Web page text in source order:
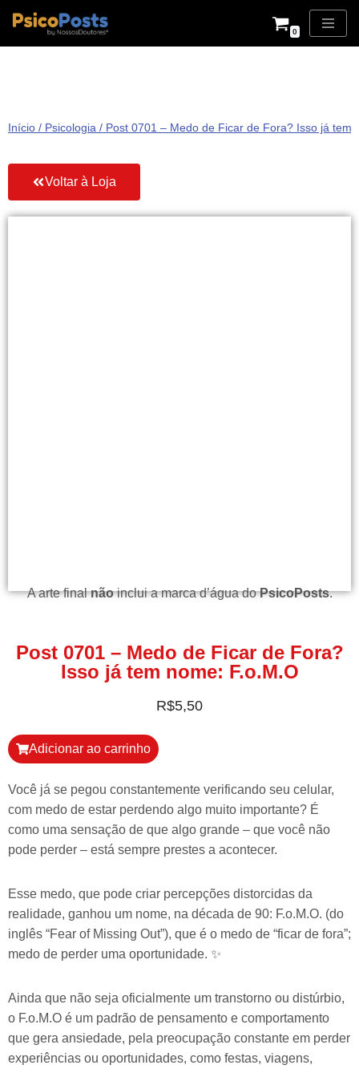
Pular
0
Início / Psicologia / Post 0701 – Medo de Ficar de Fora? Isso já tem
Voltar à Loja
A arte finalnãoinclui a marca d’água doPsicoPosts.
Post 0701 – Medo de Ficar de Fora?
Isso já tem nome: F.o.M.O
R$5,50
Adicionar ao carrinho
Você já se pegou constantemente verificando seu celular,
com medo de estar perdendo algo muito importante? É
como uma sensação de que algo grande – que você não
pode perder – está sempre prestes a acontecer.
Esse medo, que pode criar percepções distorcidas da
realidade, ganhou um nome, na década de 90: F.o.M.O. (do
inglês “Fear of Missing Out”), que é o medo de “ficar de fora”;
medo de perder uma oportunidade. ✨
Ainda que não seja oficialmente um transtorno ou distúrbio,
o F.o.M.O é um padrão de pensamento e comportamento
que gera ansiedade, pela preocupação constante em perder
experiências ou oportunidades, como festas, viagens,